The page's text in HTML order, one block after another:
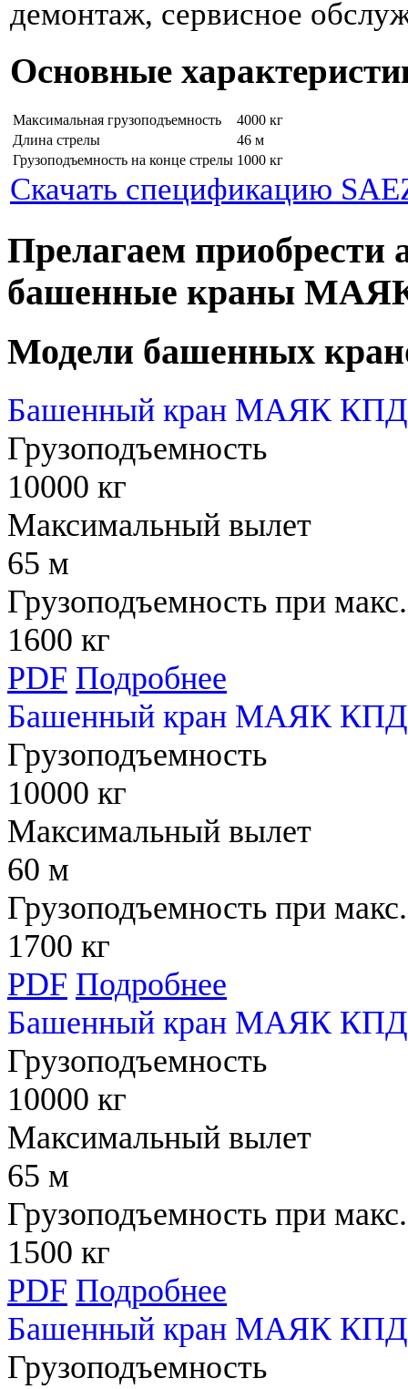
демонтаж, сервисное
Основные
Максимальная грузоподъемность
4000 кг
Длина стрелы
46 м
Грузоподъемность на конце стрелы 1000 кг
Скачать спецификацию
Прелагаем приобрести
башенные краны
Модели башенных
Башенный кран МАЯК КПД
Грузоподъемность
10000 кг
Максимальный вылет
65 м
Грузоподъемность при
1600 кг
PDF Подробнее
Башенный кран МАЯК КПД
Грузоподъемность
10000 кг
Максимальный вылет
60 м
Грузоподъемность при
1700 кг
PDF Подробнее
Башенный кран МАЯК КПД
Грузоподъемность
10000 кг
Максимальный вылет
65 м
Грузоподъемность при
1500 кг
PDF Подробнее
Башенный кран МАЯК КПД
Грузоподъемность